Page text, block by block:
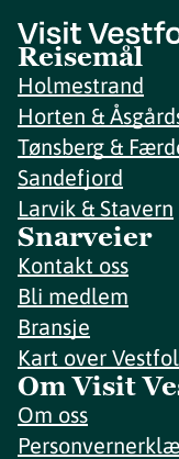
Reisemål
Holmestrand
Horten &
Tønsberg &
Sandefjord
Larvik & Stavern
Snarveier
Kontakt oss
Bli medlem
Bransje
Kart over
Om Visit
Om oss